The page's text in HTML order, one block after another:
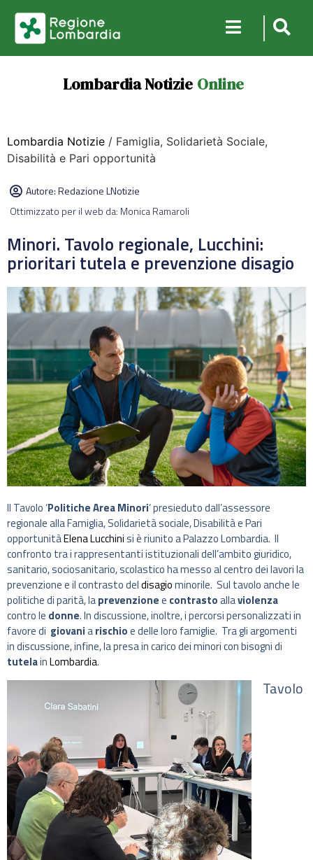
Lombardia Notizie Online
Lombardia Notizie / Famiglia, Solidarietà Sociale,
Disabilità e Pari opportunità
Autore:Redazione LNotizie
Ottimizzato per il web da: Monica Ramaroli
Minori. Tavolo regionale, Lucchini:
prioritari tutela e prevenzione disagio
Il Tavolo ‘Politiche Area Minori‘ presieduto dall’assessore
regionale alla Famiglia, Solidarietà sociale, Disabilità e Pari
opportunitàElena Lucchinisi è riunito a Palazzo Lombardia. Il
confronto tra i rappresentanti istituzionali dell’ambito giuridico,
sanitario, sociosanitario, scolastico ha messo al centro dei lavori la
prevenzione e il contrasto deldisagiominorile. Sul tavolo anche le
politiche di parità, laprevenzionee contrastoallaviolenza
contro le donne. In discussione, inoltre, i percorsi personalizzati in
favore di giovaniarischioe delle loro famiglie. Tra gli argomenti
in discussione, infine, la presa in carico dei minori con bisogni di
tutelainLombardia.
Tavolo